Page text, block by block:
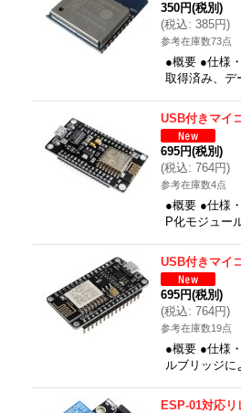
350円(税別)
(税込: 385円)
参考在庫数73点
●概要 ●仕様
取得済み、デ
USB付きマイ
695円(税別)
(税込: 764円)
参考在庫数4点
●概要 ●仕様
P化モジュー
USB付きマイ
695円(税別)
(税込: 764円)
参考在庫数19点
●概要 ●仕様
ルブリッジ
ESP-01対応